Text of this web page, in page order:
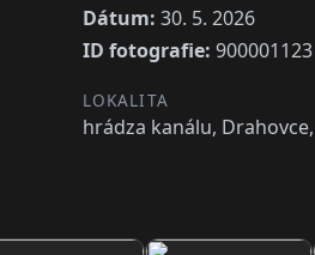
Dátum: 30. 5. 2026
ID fotografie: 900001123
LOKALITA
hrádza kanálu,